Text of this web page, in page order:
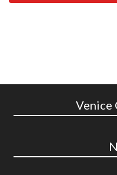
Venice